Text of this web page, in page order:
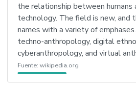
the relationship between humans
technology. The field is new, and
names with a variety of
techno-anthropology, digital
cyberanthropology, and virtual
Fuente: wikipedia.org